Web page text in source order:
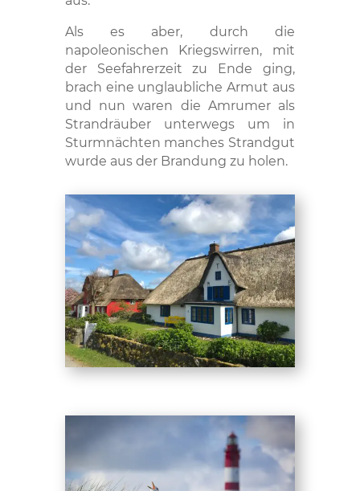
Als es aber, durch die
napoleonischen Kriegswirren, mit
der Seefahrerzeit zu Ende ging,
brach eine unglaubliche Armut aus
und nun waren die Amrumer als
Strandräuber unterwegs um in
Sturmnächten manches Strandgut
wurde aus der Brandung zu holen.